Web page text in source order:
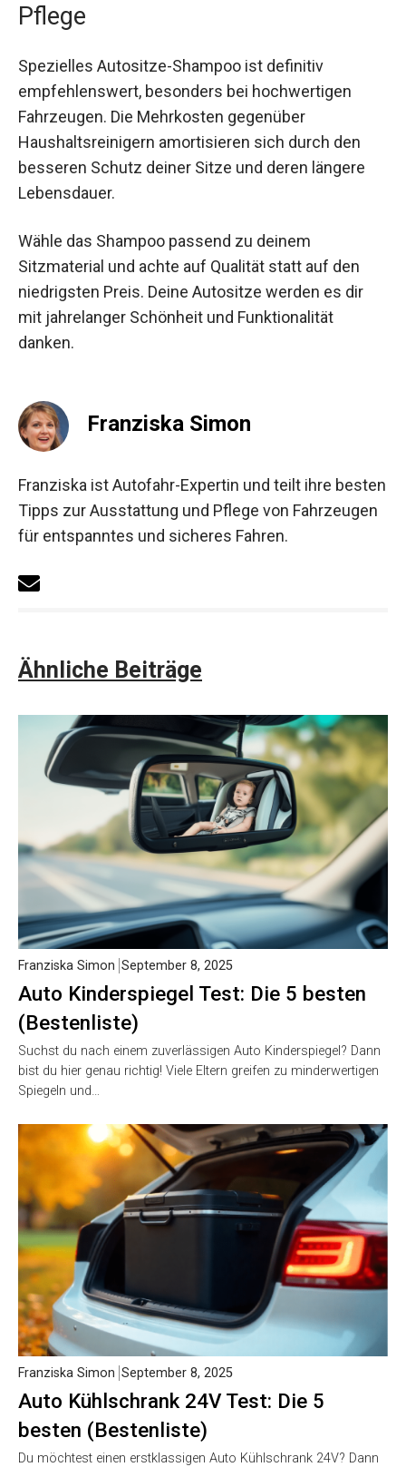
Pflege
Spezielles Autositze-Shampoo ist definitiv
empfehlenswert, besonders bei hochwertigen
Fahrzeugen. Die Mehrkosten gegenüber
Haushaltsreinigern amortisieren sich durch den
besseren Schutz deiner Sitze und deren längere
Lebensdauer.
Wähle das Shampoo passend zu deinem
Sitzmaterial und achte auf Qualität statt auf den
niedrigsten Preis. Deine Autositze werden es dir
mit jahrelanger Schönheit und Funktionalität
danken.
Franziska Simon
Franziska ist Autofahr-Expertin und teilt ihre besten
Tipps zur Ausstattung und Pflege von Fahrzeugen
für entspanntes und sicheres Fahren.
Ähnliche Beiträge
Auto Kinderspiegel Test: Die 5 besten
(Bestenliste)
Franziska Simon September 8, 2025
Suchst du nach einem zuverlässigen Auto Kinderspiegel? Dann
bist du hier genau richtig! Viele Eltern greifen zu minderwertigen
Spiegeln und…
Auto Kühlschrank 24V Test: Die 5
besten (Bestenliste)
Franziska Simon September 8, 2025
Du möchtest einen erstklassigen Auto Kühlschrank 24V? Dann